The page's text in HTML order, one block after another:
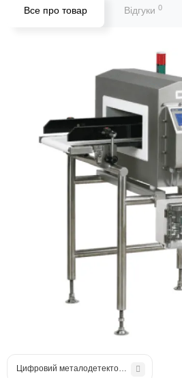
Все про товар Відгуки 0
Цифровий металодетектор CAS